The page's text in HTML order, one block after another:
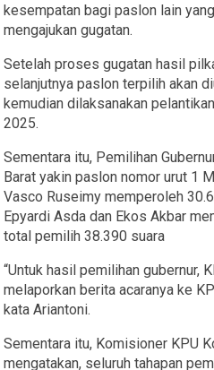
kesempatan bagi paslon lain
mengajukan gugatan.
Setelah proses gugatan hasil
selanjutnya paslon terpilih akan
kemudian dilaksanakan
2025.
Sementara itu, Pemilihan
Barat yakin paslon nomor urut 1
Vasco Ruseimy memperoleh
Epyardi Asda dan Ekos Akbar
total pemilih 38.390 suara
“Untuk hasil pemilihan gubernur,
melaporkan berita acaranya ke
kata Ariantoni.
Sementara itu, Komisioner KPU
mengatakan, seluruh tahapan